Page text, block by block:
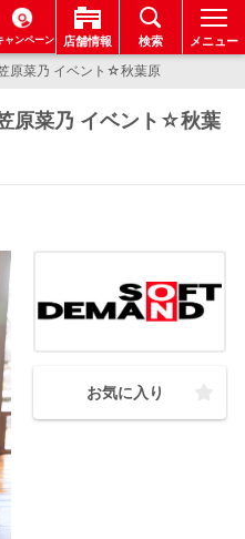
ャンペーン 店舗情報 検索 メニュー
原菜乃 イベント☆秋葉原
原菜乃 イベント☆秋葉
お気に入り